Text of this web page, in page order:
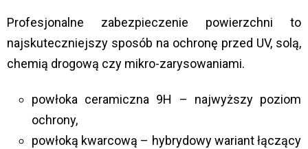
Profesjonalne zabezpieczenie powierzchni to
najskuteczniejszy sposób na ochronę przed UV, solą,
chemią drogową czy mikro-zarysowaniami.
powłoka ceramiczna 9H – najwyższy poziom
ochrony,
powłoką kwarcową – hybrydowy wariant łączący